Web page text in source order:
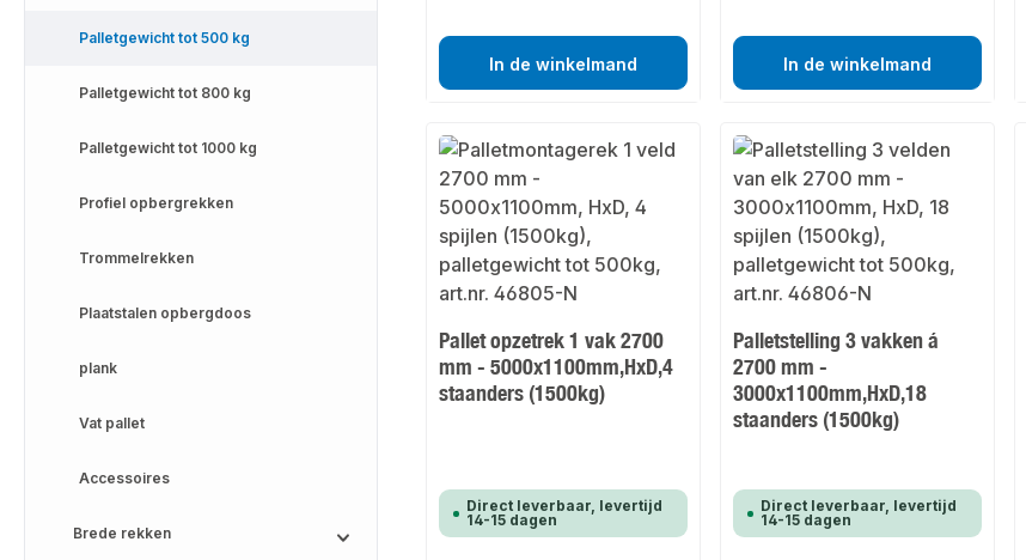
Palletgewicht tot 500 kg
Palletgewicht tot 800 kg
Palletgewicht tot 1000 kg
Profiel opbergrekken
Trommelrekken
Plaatstalen opbergdoos
plank
Vat pallet
Accessoires
Brede rekken
In de winkelmand In de winkelmand
Pallet opzetrek 1 vak 2700
mm - 5000x1100mm,HxD,4
staanders (1500kg)
Direct leverbaar, levertijd
14-15 dagen
Palletstelling 3 vakken á
2700 mm -
3000x1100mm,HxD,18
staanders (1500kg)
Direct leverbaar, levertijd
14-15 dagen